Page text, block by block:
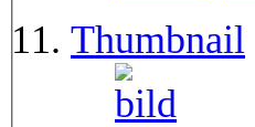
Thumbnail